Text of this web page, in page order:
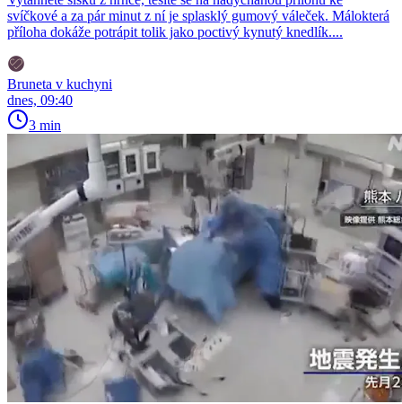
svíčkové a za pár minut z ní je splasklý gumový váleček. Málokterá
příloha dokáže potrápit tolik jako poctivý kynutý knedlík....
Bruneta v kuchyni
dnes, 09:40
3 min